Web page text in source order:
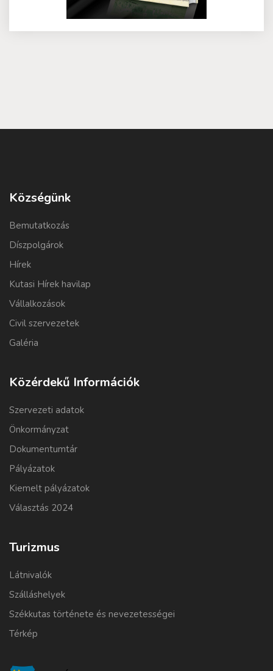
Községünk
Bemutatkozás
Díszpolgárok
Hírek
Kutasi Hírek havilap
Vállalkozások
Civil szervezetek
Galéria
Közérdekű Információk
Szervezeti adatok
Önkormányzat
Dokumentumtár
Pályázatok
Kiemelt pályázatok
Választás 2024
Turizmus
Látnivalók
Szálláshelyek
Székkutas története és nevezetességei
Térkép